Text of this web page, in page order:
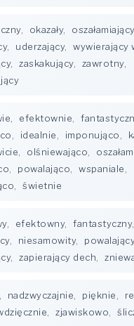
, okazały, oszałamiający
, uderzający, wywierający
, zaskakujący, zawrotny,
, efektownie,
, idealnie, imponująco,
, olśniewająco,
, powalająco, wspaniale,
, świetnie
, efektowny, fantastyczny,
, niesamowity, powalający
, zapierający dech,
, nadzwyczajnie, pięknie,
, zjawiskowo,